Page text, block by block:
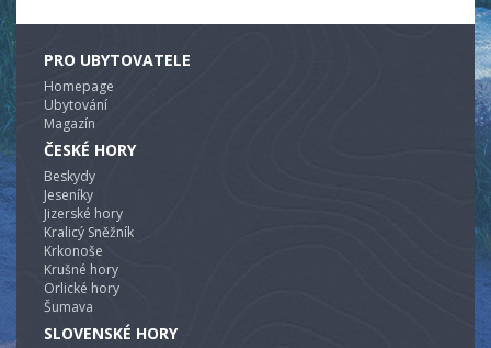
PRO UBYTOVATELE
Homepage
Ubytování
Magazín
ČESKÉ HORY
Beskydy
Jeseníky
Jizerské hory
Kralicý Sněžník
Krkonoše
Krušné hory
Orlické hory
Šumava
SLOVENSKÉ HORY